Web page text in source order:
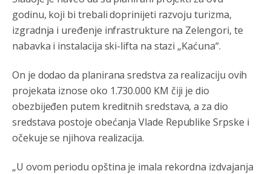
godinu, koji bi trebali doprinijeti razvoju turizma,
izgradnja i uređenje infrastrukture na Zelengori, te
nabavka i instalacija ski-lifta na stazi „Kaćuna“.
On je dodao da planirana sredstva za realizaciju ovih
projekata iznose oko 1.730.000 KM čiji je dio
obezbijeđen putem kreditnih sredstava, a za dio
sredstava postoje obećanja Vlade Republike Srpske i
očekuje se njihova realizacija.
„U ovom periodu opština je imala rekordna izdvajanja